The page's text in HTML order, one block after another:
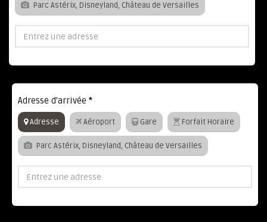
Parc Astérix, Disneyland, Château de Versailles
Adresse d'arrivée *
Adresse Aéroport Gare Forfait Horaire
Parc Astérix, Disneyland, Château de Versailles